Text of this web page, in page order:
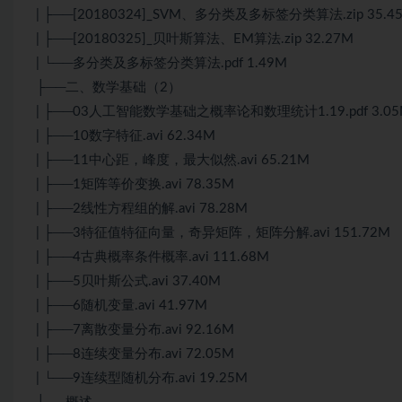
| ├──[20180324]_SVM、多分类及多标签分类算法.zip
| ├──[20180325]_贝叶斯算法、EM算法.zip 32.27M
| └──多分类及多标签分类算法.pdf 1.49M
├──二、数学基础（2）
| ├──03人工智能数学基础之概率论和数理统计1.19.pdf
| ├──10数字特征.avi 62.34M
| ├──11中心距，峰度，最大似然.avi 65.21M
| ├──1矩阵等价变换.avi 78.35M
| ├──2线性方程组的解.avi 78.28M
| ├──3特征值特征向量，奇异矩阵，矩阵分解.avi 151.72M
| ├──4古典概率条件概率.avi 111.68M
| ├──5贝叶斯公式.avi 37.40M
| ├──6随机变量.avi 41.97M
| ├──7离散变量分布.avi 92.16M
| ├──8连续变量分布.avi 72.05M
| └──9连续型随机分布.avi 19.25M